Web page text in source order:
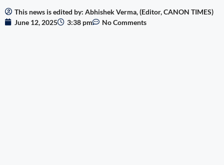
This news is edited by: Abhishek Verma, (Editor, CANON TIMES)
June 12, 2025
3:38 pm No Comments